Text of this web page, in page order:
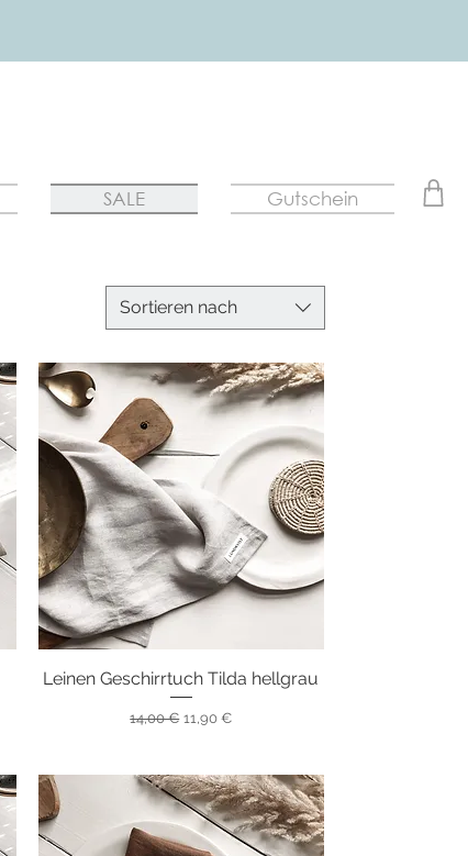
SALE Gutschein
Sortieren nach
Schnellansicht
Leinen Geschirrtuch Tilda hellgrau
Standardpreis
14,00 € Sale-Preis
11,90 €